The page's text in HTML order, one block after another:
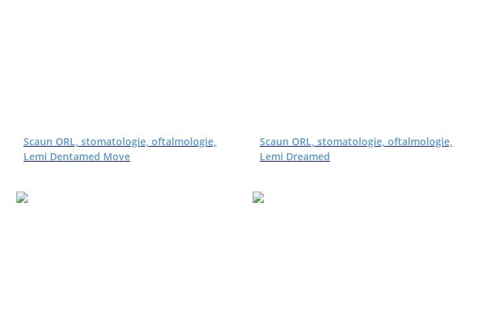
Scaun ORL, stomatologie, oftalmologie,
Lemi Dentamed Move
Scaun ORL, stomatologie, oftalmologie,
Lemi Dreamed